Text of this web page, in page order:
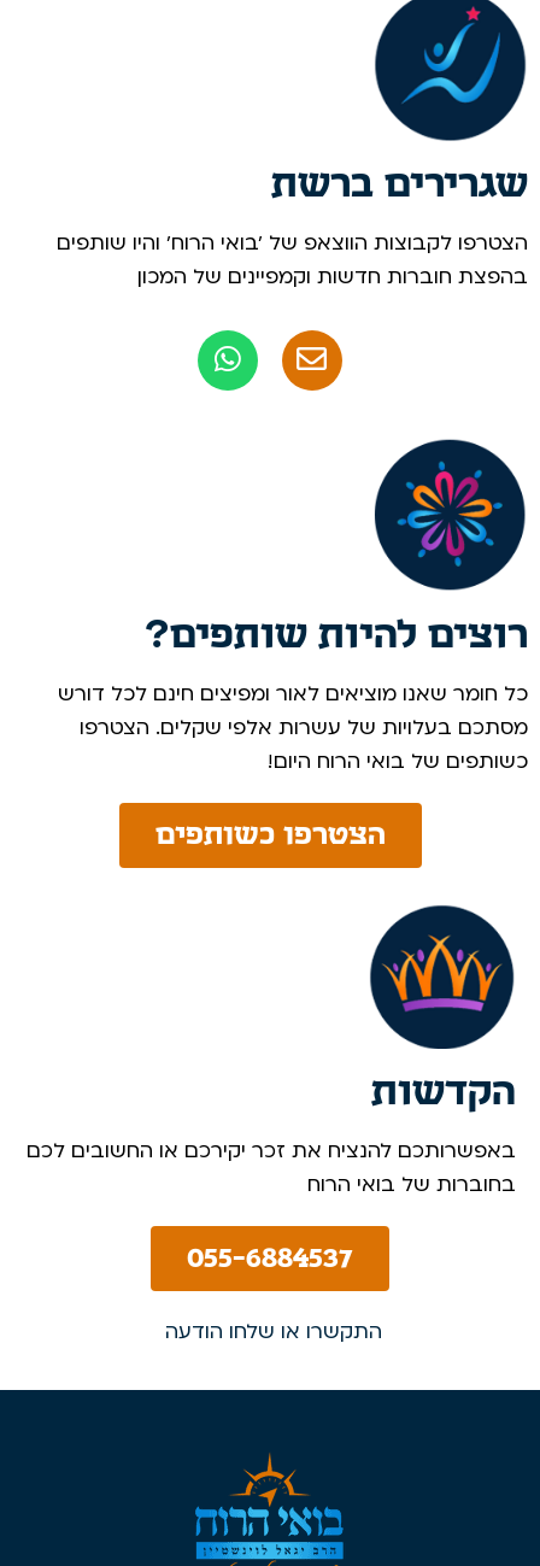
שגרירים ברשת
הצטרפו לקבוצות הווצאפ של 'בואי הרוח' והיו שותפים
בהפצת חוברות חדשות וקמפיינים של המכון
רוצים להיות שותפים?
כל חומר שאנו מוציאים לאור ומפיצים חינם לכל דורש
מסתכם בעלויות של עשרות אלפי שקלים. הצטרפו
כשותפים של בואי הרוח היום! ​
הצטרפו כשותפים
הקדשות
באפשרותכם להנציח את זכר יקירכם או החשובים לכם
בחוברות של בואי הרוח
055-6884537
התקשרו או שלחו הודעה